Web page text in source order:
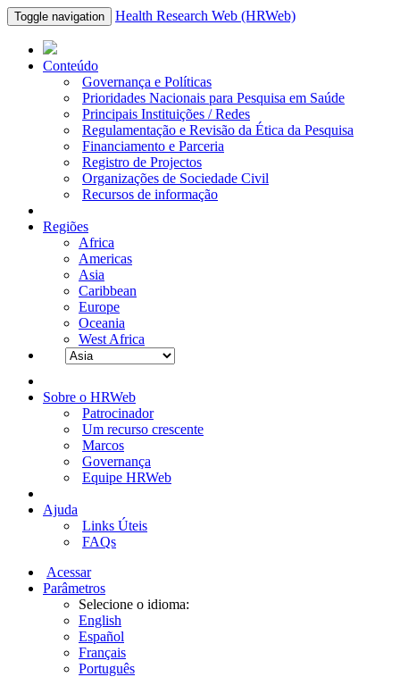
Toggle navigation Health Research Web (HRWeb)
Conteúdo
Governança e Políticas
Prioridades Nacionais para Pesquisa em Saúde
Principais Instituições / Redes
Regulamentação e Revisão da Ética da Pesquisa
Financiamento e Parceria
Registro de Projectos
Organizações de Sociedade Civil
Recursos de informação
Regiões
Africa
Americas
Asia
Caribbean
Europe
Oceania
West Africa
Sobre o HRWeb
Patrocinador
Um recurso crescente
Marcos
Governança
Equipe HRWeb
Ajuda
Links Úteis
FAQs
Acessar
Parâmetros
Selecione o idioma:
English
Español
Français
Português